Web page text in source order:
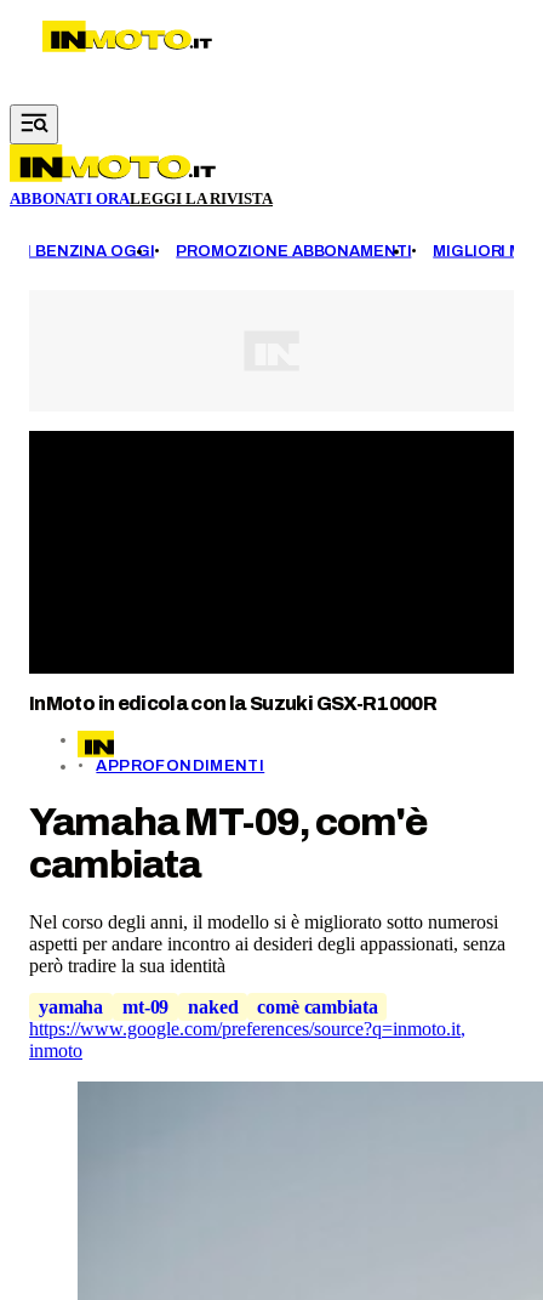
Vai al contenuto principale
ABBONATI ORALEGGI LA RIVISTA
BENZINA OGGI PROMOZIONE ABBONAMENTI MIGLIORI
InMoto in edicola con la Suzuki GSX-R1000R
APPROFONDIMENTI
Yamaha MT-09, com'è
cambiata
Nel corso degli anni, il modello si è migliorato sotto numerosi
aspetti per andare incontro ai desideri degli appassionati, senza
però tradire la sua identità
yamaha
mt-09 naked
comè cambiata
https://www.google.com/preferences/source?q=inmoto.it,
inmoto